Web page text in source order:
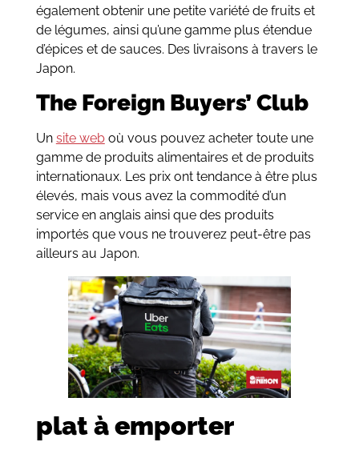
également obtenir une petite variété de fruits et
de légumes, ainsi qu’une gamme plus étendue
d’épices et de sauces. Des livraisons à travers le
Japon.
The Foreign Buyers’ Club
Un site weboù vous pouvez acheter toute une
gamme de produits alimentaires et de produits
internationaux. Les prix ont tendance à être plus
élevés, mais vous avez la commodité d’un
service en anglais ainsi que des produits
importés que vous ne trouverez peut-être pas
ailleurs au Japon.
plat à emporter